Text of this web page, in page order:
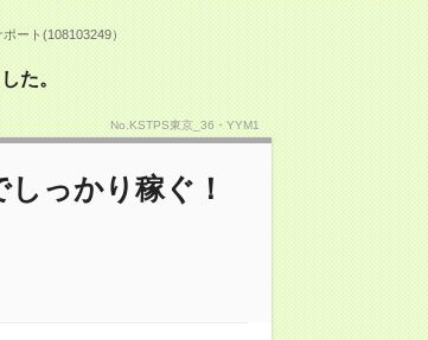
ート(108103249）
た。
No.KSTPS東京_36・YYM1
しっかり稼ぐ！